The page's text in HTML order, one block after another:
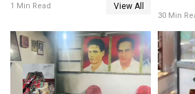
1 Min Read View All
30 Min